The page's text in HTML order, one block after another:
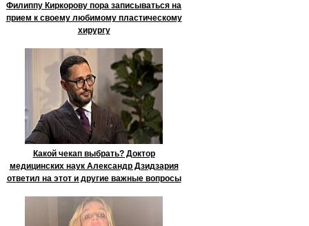
Филиппу Киркорову пора записываться на
прием к своему любимому пластическому
хирургу
Какой чекап выбрать? Доктор
медицинских наук Александр Дзидзария
ответил на этот и другие важные вопросы